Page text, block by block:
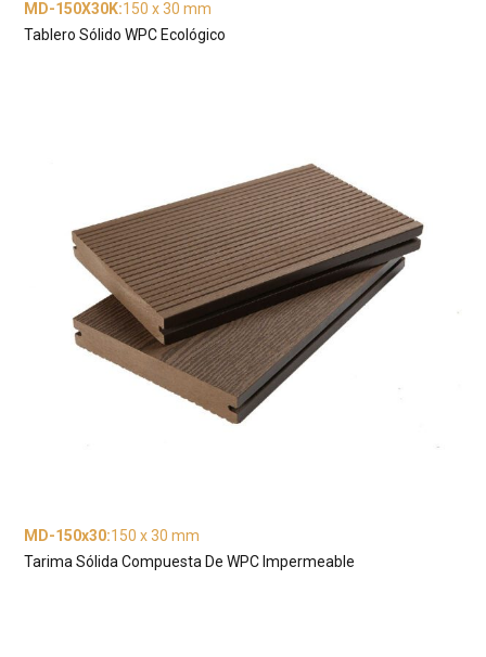
MD-150X30K:150 x 30 mm
Tablero Sólido WPC Ecológico
MD-150x30:150 x 30 mm
Tarima Sólida Compuesta De WPC Impermeable